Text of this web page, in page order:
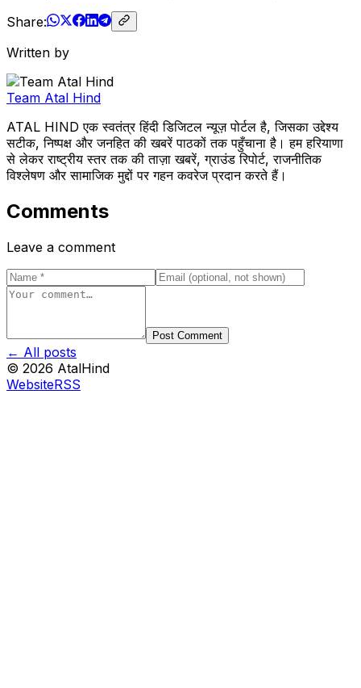
Share:
Written by
Team Atal Hind
ATAL HIND एक स्वतंत्र हिंदी डिजिटल न्यूज़ पोर्टल है, जिसका उद्देश्य
सटीक, निष्पक्ष और जनहित की खबरें पाठकों तक पहुँचाना है। हम हरियाणा
से लेकर राष्ट्रीय स्तर तक की ताज़ा खबरें, ग्राउंड रिपोर्ट, राजनीतिक
विश्लेषण और सामाजिक मुद्दों पर गहन कवरेज प्रदान करते हैं।
Comments
Leave a comment
Post Comment
← All posts
© 2026 AtalHind
WebsiteRSS